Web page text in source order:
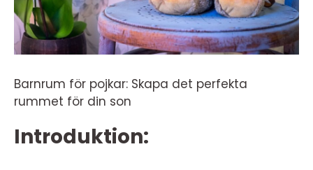
Barnrum för pojkar: Skapa det perfekta
rummet för din son
Introduktion: